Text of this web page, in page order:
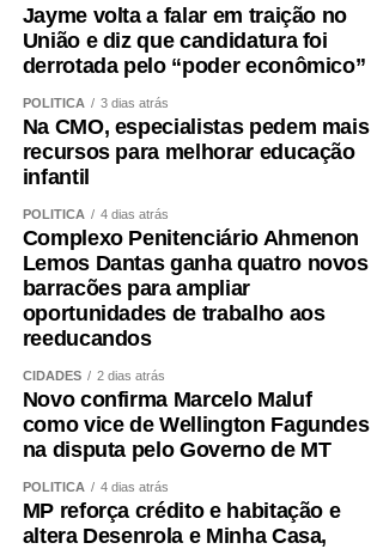
Jayme volta a falar em traição no
União e diz que candidatura foi
derrotada pelo “poder econômico”
POLÍTICA 3 dias atrás
Na CMO, especialistas pedem mais
recursos para melhorar educação
infantil
POLÍTICA 4 dias atrás
Complexo Penitenciário Ahmenon
Lemos Dantas ganha quatro novos
barracões para ampliar
oportunidades de trabalho aos
reeducandos
CIDADES 2 dias atrás
Novo confirma Marcelo Maluf
como vice de Wellington Fagundes
na disputa pelo Governo de MT
POLÍTICA 4 dias atrás
MP reforça crédito e habitação e
altera Desenrola e Minha Casa,